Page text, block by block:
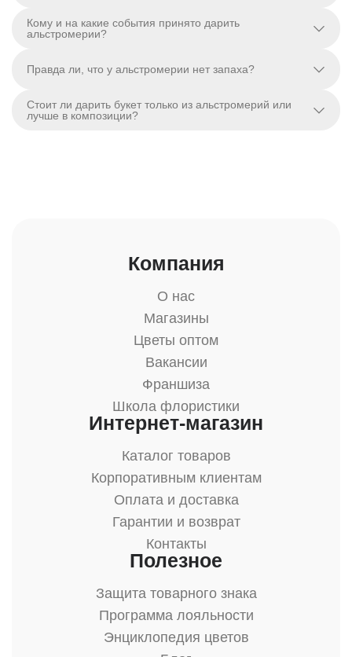
Кому и на какие события принято дарить
альстромерии?
Правда ли, что у альстромерии нет запаха?
Стоит ли дарить букет только из альстромерий или
лучше в композиции?
Компания
О нас
Магазины
Цветы оптом
Вакансии
Франшиза
Школа флористики
Интернет-магазин
Каталог товаров
Корпоративным клиентам
Оплата и доставка
Гарантии и возврат
Контакты
Полезное
Защита товарного знака
Программа лояльности
Энциклопедия цветов